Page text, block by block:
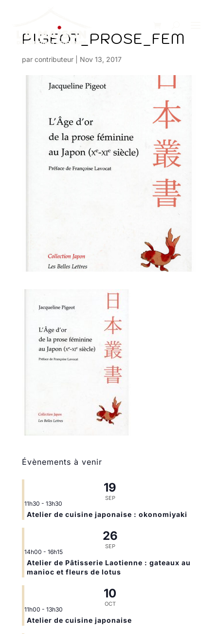
PIGEOT_PROSE_FEM
par contributeur| Nov 13, 2017
Évènements à venir
19
SEP
11h30 - 13h30
Atelier de cuisine japonaise : okonomiyaki
26
SEP
14h00 - 16h15
Atelier de Pâtisserie Laotienne : gateaux au
manioc et fleurs de lotus
10
OCT
11h00 - 13h30
Atelier de cuisine japonaise